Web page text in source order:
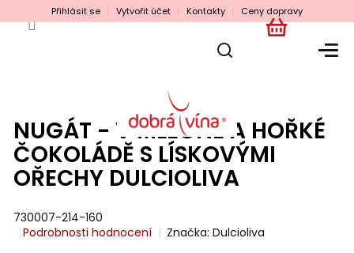
na
Přihlásit se Vytvořit účet Kontakty Ceny dopravy
NÁKUPNÍ
NUGÁT - V MLÉČNÉ A HOŘKÉ
ČOKOLÁDĚ S LÍSKOVÝMI
OŘECHY DULCIOLIVA
730007-214-160
Průměrné
Podrobnosti hodnocení Značka:Dulcioliva